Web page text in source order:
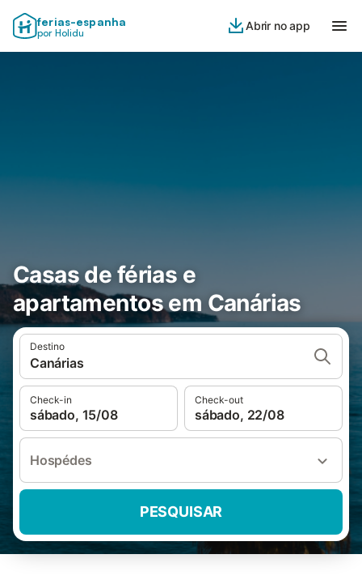
ferias-espanha
por Holidu
Abrir no app
Casas de férias e
apartamentos em Canárias
Destino
Canárias
Check-in
sábado, 15/08
Check-out
sábado, 22/08
Hospédes
PESQUISAR